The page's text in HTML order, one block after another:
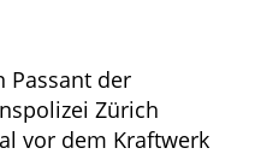
Passant der
Zürich
vor dem Kraftwerk